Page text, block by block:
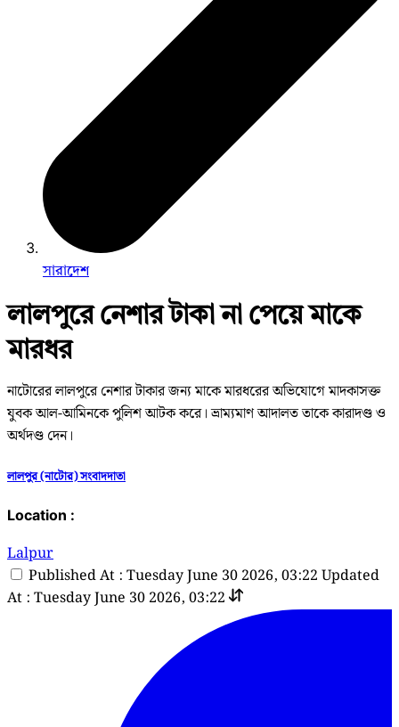
সারাদেশ
লালপুরে নেশার টাকা না পেয়ে মাকে
মারধর
নাটোরের লালপুরে নেশার টাকার জন্য মাকে মারধরের অভিযোগে মাদকাসক্ত
যুবক আল-আমিনকে পুলিশ আটক করে। ভ্রাম্যমাণ আদালত তাকে কারাদণ্ড ও
অর্থদণ্ড দেন।
লালপুর (নাটোর) সংবাদদাতা
Location :
Lalpur
Published At : Tuesday June 30 2026, 03:22 Updated
At : Tuesday June 30 2026, 03:22